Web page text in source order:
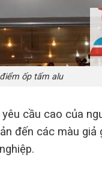
ốp tấm alu
cầu cao của
đến các màu